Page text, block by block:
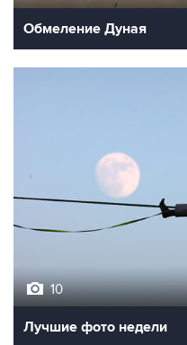
Обмеление Дуная
10
Лучшие фото недели